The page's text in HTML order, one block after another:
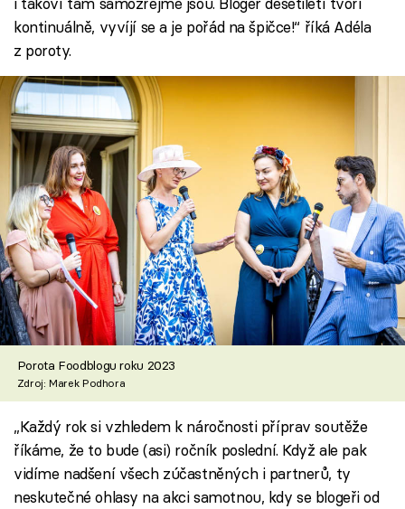
kontinuálně, vyvíjí se a je pořád na špičce!“ říká Adéla
z poroty.
Porota Foodblogu roku 2023
Zdroj: Marek Podhora
„Každý rok si vzhledem k náročnosti příprav soutěže
říkáme, že to bude (asi) ročník poslední. Když ale pak
vidíme nadšení všech zúčastněných i partnerů, ty
neskutečné ohlasy na akci samotnou, kdy se blogeři od